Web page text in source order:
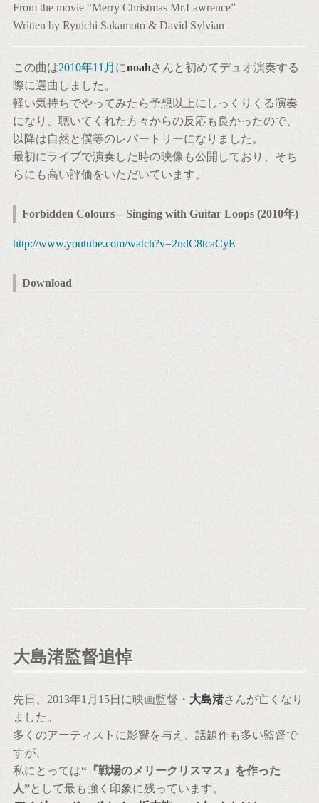
From the movie “Merry Christmas Mr.Lawrence”
Written by Ryuichi Sakamoto & David Sylvian
この曲は2010年11月 にnoahさんと初めてデュオ演奏する
際に選曲しました。
軽い気持ちでやってみたら予想以上にしっくりくる演奏
になり、聴いてくれた方々からの反応も良かったので、
以降は自然と僕等のレパートリーになりました。
最初にライブで演奏した時の映像も公開しており、そち
らにも高い評価をいただいています。
Forbidden Colours – Singing with Guitar Loops (2010年)
http://www.youtube.com/watch?v=2ndC8tcaCyE
Download
大島渚監督追悼
先日、2013年1月15日に映画監督・ 大島渚さんが亡くなり
ました。
多くのアーティストに影響を与え、話題作も多い監督で
すが、
私にとっては“『戦場のメリークリスマス』を作った
人”として最も強く印象に残っています。